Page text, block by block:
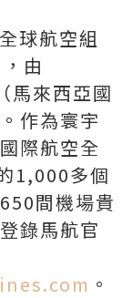
球航空組
由
來西亞國
作為寰宇
際航空全
1,000多個
間機場貴
錄馬航官
。